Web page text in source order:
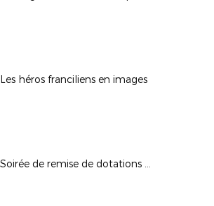
Les héros franciliens en images
Soirée de remise de dotations aux arbitres